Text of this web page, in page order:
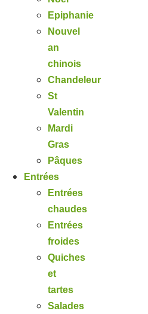
Epiphanie
Nouvel
an
chinois
Chandeleur
St
Valentin
Mardi
Gras
Pâques
Entrées
Entrées
chaudes
Entrées
froides
Quiches
et
tartes
Salades